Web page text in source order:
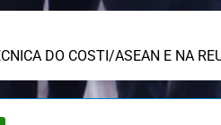
DO COSTI/ASEAN E NA